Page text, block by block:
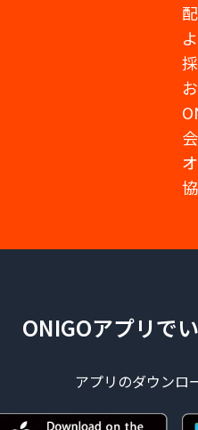
ONIGOアプリで
アプリのダウンロ